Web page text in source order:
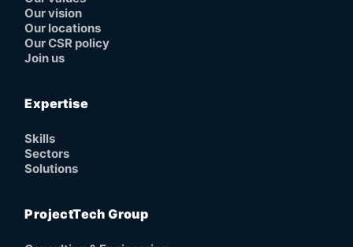
Our vision
Our locations
Our CSR policy
Join us
Expertise
Skills
Sectors
Solutions
ProjectTech Group